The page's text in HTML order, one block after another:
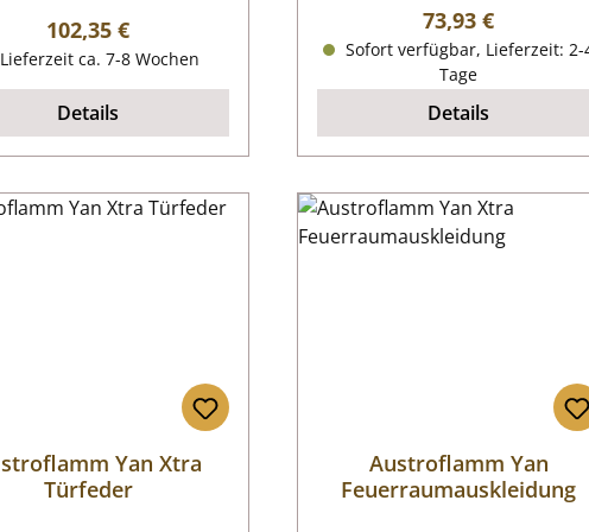
Regulärer Preis:
102,35 €
ca. 7-8 Wochen
Details
Regulärer Preis:
73,93 €
Sofort verfügbar, Lieferzeit: 2-
Tage
Details
Yan Xtra
Türfeder
Austroflamm Yan
Feuerraumauskleidung